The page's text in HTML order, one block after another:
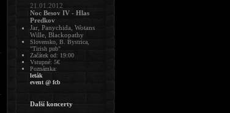
21.01.2012
Noc Besov IV - Hlas
Predkov
Jar, Panychida, Wotans
Wille, Blackopathy
Slovensko, B. Bystrica,
"Tirish pub"
Začátek od: 19:00
Vstupné: 5€
Poznámka:
leták
event @ fcb
Další koncerty